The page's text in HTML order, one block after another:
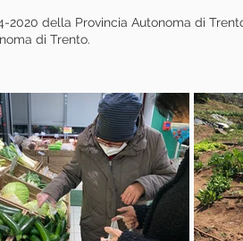
della Provincia Autonoma di
di Trento.